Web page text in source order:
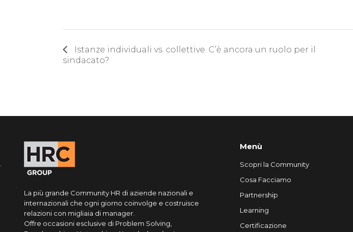
Istanze individuali vs. collettive. C’è ancora un ruolo per il
sindacato?
La più grande Community HR di aziende nazionali e
internazionali che ogni giorno coinvolge e costruisce
relazioni con migliaia di manager.
Offre occasioni esclusive di Problem Solving,
Menù
Scopri la Community
Cosa Facciamo
Partnership
Learning
Certificazione